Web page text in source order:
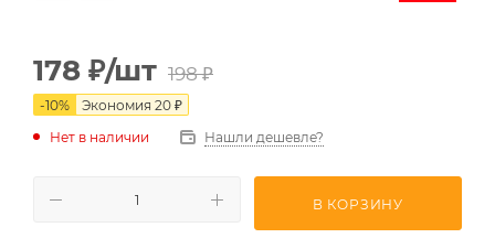
178 ₽/шт 198₽
-10% Экономия 20 ₽
Нет в наличии
Нашли дешевле?
В КОРЗИНУ